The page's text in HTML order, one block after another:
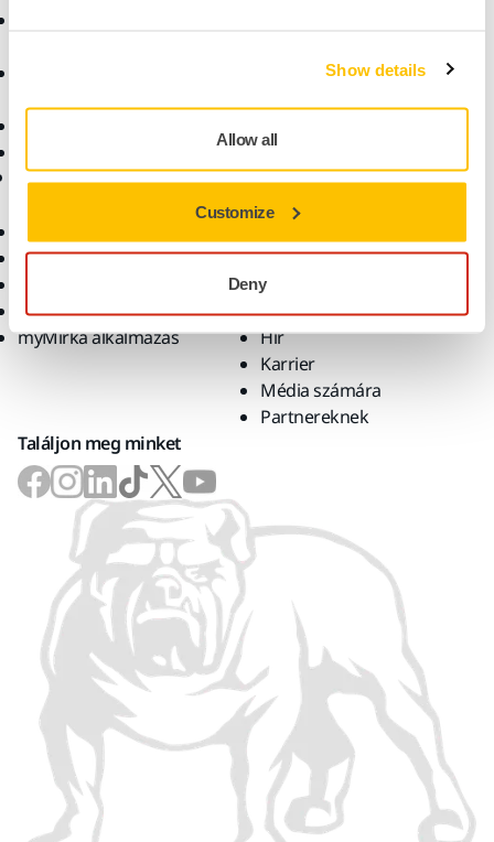
Show details
Allow all
Customize
Deny
Támogatás
Jótállási feltételek
Súgóközpont
myMirka alkalmazás
Vállalat
Vegye fel velünk a
kapcsolatot
Hírlevél
Hír
Karrier
Média számára
Partnereknek
Találjon meg minket